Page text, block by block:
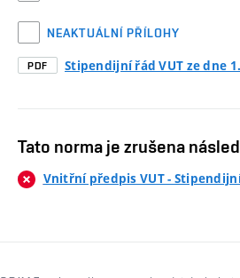
NEAKTUÁLNÍ PŘÍLOHY
PDF Stipendijní řád VUT ze dne
Tato norma je zrušena
Vnitřní předpis VUT -